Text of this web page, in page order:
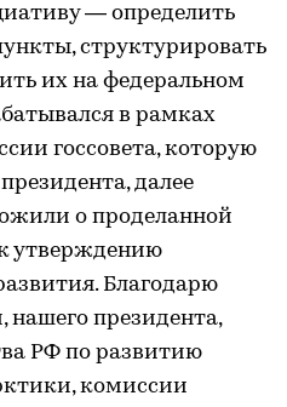
— определить
структурировать
их на федеральном
в рамках
госсовета, которую
далее
о проделанной
утверждению
Благодарю
нашего президента,
РФ по развитию
комиссии